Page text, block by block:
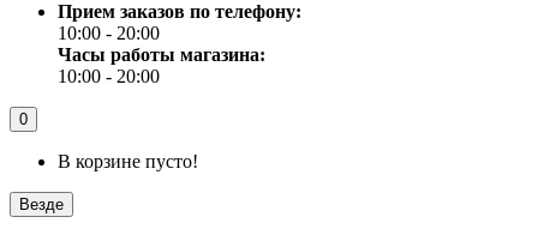
Прием заказов по телефону:
10:00 - 20:00
Часы работы магазина:
10:00 - 20:00
0
В корзине пусто!
Везде